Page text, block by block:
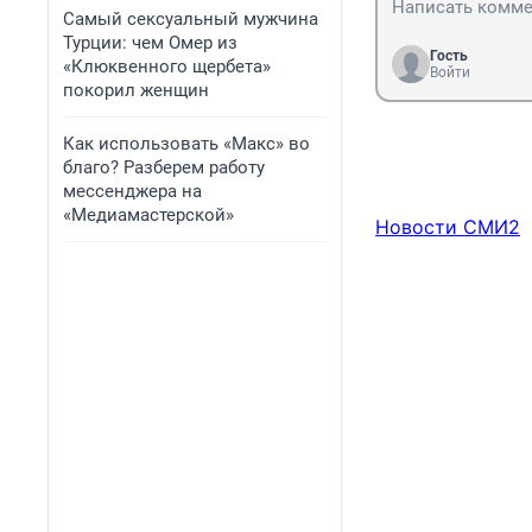
Самый сексуальный мужчина
Турции: чем Омер из
«Клюквенного щербета»
покорил женщин
Как использовать «Макс» во
благо? Разберем работу
мессенджера на
«Медиамастерской»
Гость
Войти
Новости СМИ2